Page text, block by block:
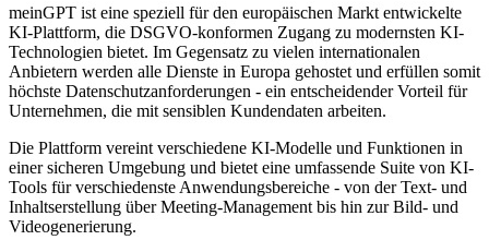
meinGPT ist eine speziell für den europäischen Markt entwickelte
KI-Plattform, die DSGVO-konformen Zugang zu modernsten KI-
Technologien bietet. Im Gegensatz zu vielen internationalen
Anbietern werden alle Dienste in Europa gehostet und erfüllen somit
höchste Datenschutzanforderungen - ein entscheidender Vorteil für
Unternehmen, die mit sensiblen Kundendaten arbeiten.
Die Plattform vereint verschiedene KI-Modelle und Funktionen in
einer sicheren Umgebung und bietet eine umfassende Suite von KI-
Tools für verschiedenste Anwendungsbereiche - von der Text- und
Inhaltserstellung über Meeting-Management bis hin zur Bild- und
Videogenerierung.